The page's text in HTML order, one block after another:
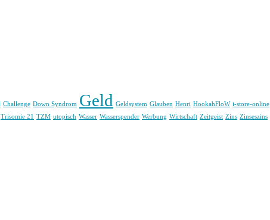
Challenge Down Syndrom Geld Geldsystem Glauben Henri HookahFloW i-store-online
Trisomie 21 TZM utopisch Wasser Wasserspender Werbung Wirtschaft Zeitgeist Zins Zinseszins